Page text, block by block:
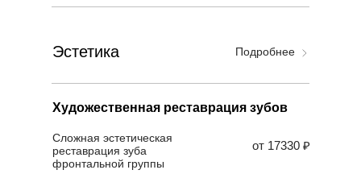
Эстетика
Сложная эстетическая
реставрация зуба
фронтальной группы
Художественная реставрация зубов
Подробнее
от 17330 ₽